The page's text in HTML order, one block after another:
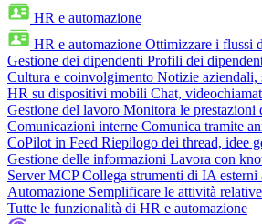
HR e automazione
HR e automazione Ottimizzare i flussi
Gestione dei dipendenti Profili dei
Cultura e coinvolgimento Notizie aziendali,
HR su dispositivi mobili Chat,
Gestione del lavoro Monitora le prestazioni
Comunicazioni interne Comunica tramite
CoPilot in Feed Riepilogo dei thread, idee
Gestione delle informazioni Lavora con
Server MCP Collega strumenti di IA
Automazione Semplificare le attività
Tutte le funzionalità di HR e automazione